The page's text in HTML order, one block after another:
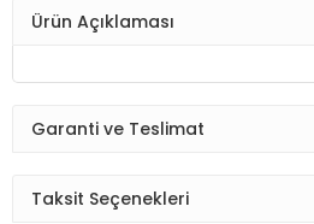
Ürün Açıklaması
Garanti ve Teslimat
Taksit Seçenekleri